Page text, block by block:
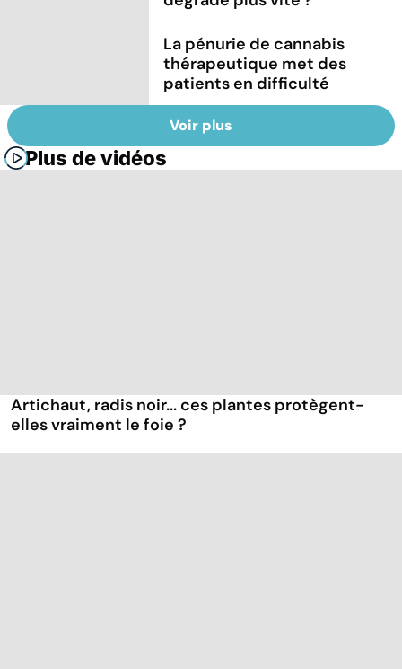
La pénurie de cannabis
thérapeutique met des
patients en difficulté
Voir plus
Plus de vidéos
Artichaut, radis noir... ces plantes protègent-
elles vraiment le foie ?